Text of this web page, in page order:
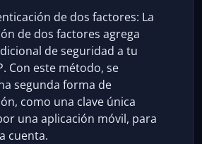
de dos factores: La
de dos factores agrega
de seguridad a tu
Con este método, se
segunda forma de
como una clave única
una aplicación móvil, para
cuenta.